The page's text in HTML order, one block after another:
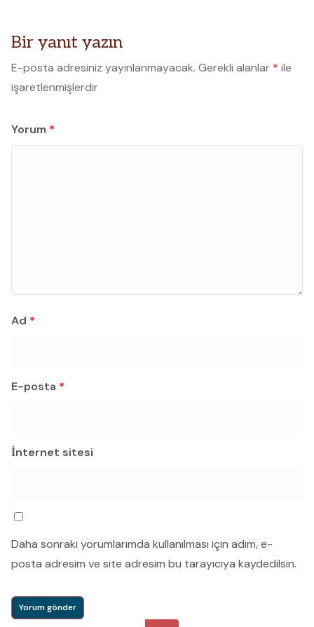
Bir yanıt yazın
E-posta adresiniz yayınlanmayacak. Gerekli alanlar * ile
işaretlenmişlerdir
Yorum *
Ad *
E-posta *
İnternet sitesi
Daha sonraki yorumlarımda kullanılması için adım, e-
posta adresim ve site adresim bu tarayıcıya kaydedilsin.